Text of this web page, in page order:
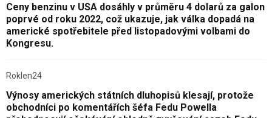
Ceny benzinu v USA dosáhly v průměru 4 dolarů za galon
poprvé od roku 2022, což ukazuje, jak válka dopadá na
americké spotřebitele před listopadovými volbami do
Kongresu.
Roklen24
Výnosy amerických státních dluhopisů klesají, protože
obchodníci po komentářích šéfa Fedu Powella